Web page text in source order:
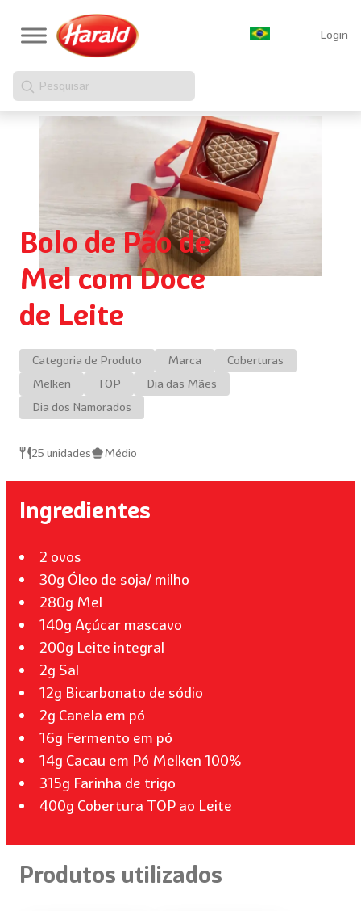
Login
Pesquisar
Bolo de Pão de
Mel com Doce
de Leite
Categoria de Produto Marca
Coberturas
Melken
TOP
Dia das Mães
Dia dos Namorados
25 unidades Médio
Ingredientes
2 ovos
30g Óleo de soja/ milho
280g Mel
140g Açúcar mascavo
200g Leite integral
2g Sal
12g Bicarbonato de sódio
2g Canela em pó
16g Fermento em pó
14g Cacau em Pó Melken 100%
315g Farinha de trigo
400g Cobertura TOP ao Leite
Produtos utilizados